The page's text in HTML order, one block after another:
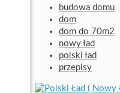
budowa domu
dom
dom do 70m2
nowy ład
polski ład
przepisy